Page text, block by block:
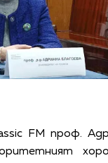
FM проф.